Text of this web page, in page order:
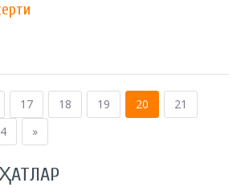
17 18 19 20
21
»